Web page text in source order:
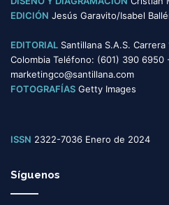
EDICIÓN Jesús Garavito/Isabel
EDITORIAL Santillana S.A.S.
Colombia Teléfono: (601) 390 6950
marketingco@santillana.com
FOTOGRAFÍAS Getty Images
ISSN 2322-7036 Enero de 2024
Síguenos